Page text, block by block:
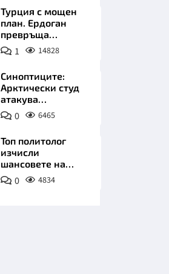
Турция с мощен
план. Ердоган
превръща
Джейхан в
петролно чудо
1 14828
Синоптиците:
Арктически студ
атакува
Балканите.
Фалшивата зима
нас
0 6465
Топ политолог
изчисли
шансовете на
Гюров и го
приключи
0 4834